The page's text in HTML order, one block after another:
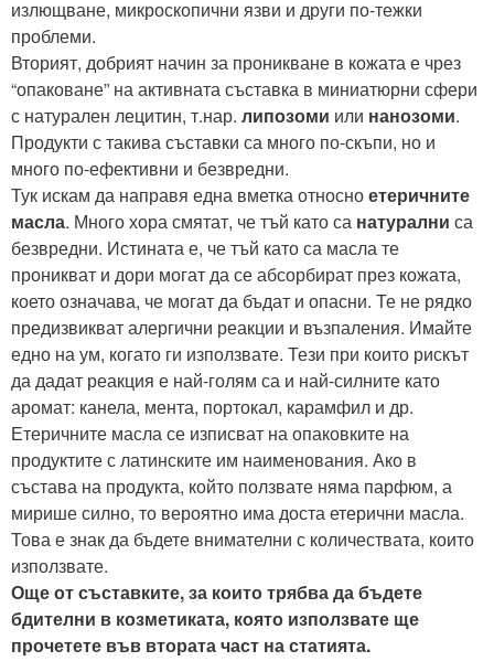
излющване, микроскопични язви и други по-тежки
проблеми.
Вторият, добрият начин за проникване в кожата е чрез
“опаковане” на активната съставка в миниатюрни сфери
с натурален лецитин, т.нар. липозоми или нанозоми.
Продукти с такива съставки са много по-скъпи, но и
много по-ефективни и безвредни.
Тук искам да направя една вметка относноетеричните
масла. Много хора смятат, че тъй като са натурални са
безвредни. Истината е, че тъй като са масла те
проникват и дори могат да се абсорбират през кожата,
което означава, че могат да бъдат и опасни. Те не рядко
предизвикват алергични реакции и възпаления. Имайте
едно на ум, когато ги използвате. Тези при които рискът
да дадат реакция е най-голям са и най-силните като
аромат: канела, мента, портокал, карамфил и др.
Етеричните масла се изписват на опаковките на
продуктите с латинските им наименования. Ако в
състава на продукта, който ползвате няма парфюм, а
мирише силно, то вероятно има доста етерични масла.
Това е знак да бъдете внимателни с количествата, които
използвате.
Още от съставките, за които трябва да бъдете
бдителни в козметиката, която използвате ще
прочетете във втората част на статията.